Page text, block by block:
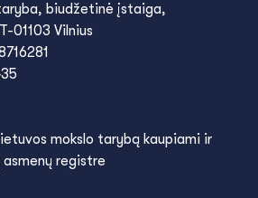
biudžetinė įstaiga,
01103 Vilnius
mokslo tarybą kaupiami ir
registre